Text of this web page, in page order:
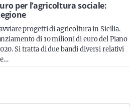
per l’agricoltura sociale:
progetti di agricoltura in Sicilia.
di 10 milioni di euro del Piano
Si tratta di due bandi diversi relativi